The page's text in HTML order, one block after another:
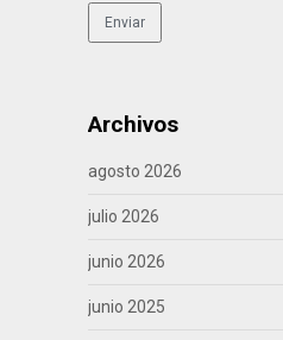
Archivos
agosto 2026
julio 2026
junio 2026
junio 2025